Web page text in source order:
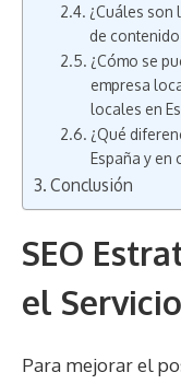
¿Cuáles son
de
¿Cómo se
empresa
locales en
¿Qué
España y en
Conclusión
SEO
el
Para mejorar el